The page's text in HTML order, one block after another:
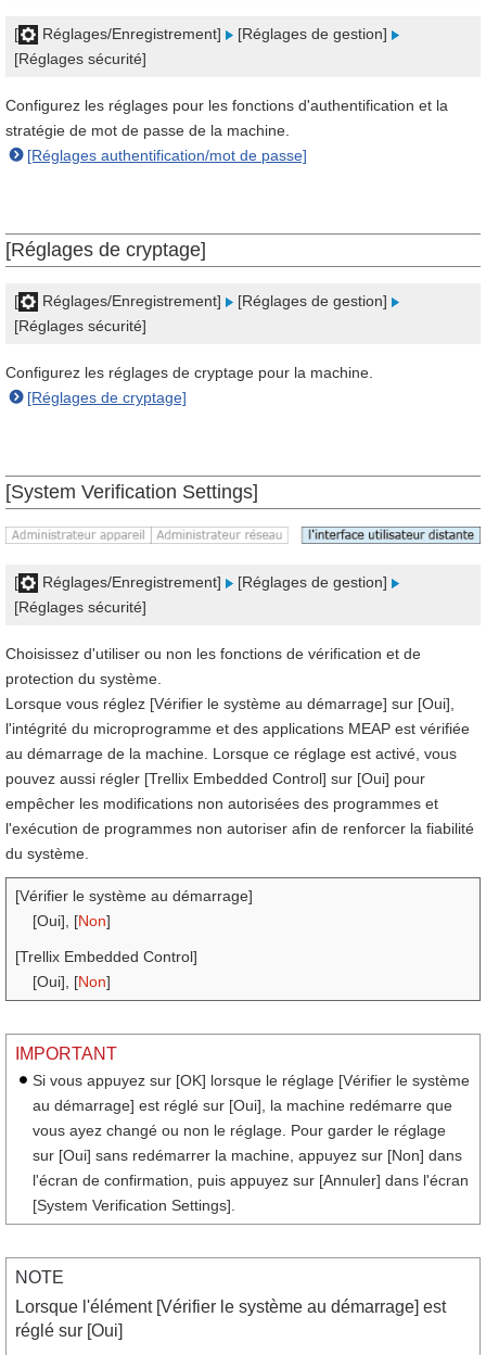
[ Réglages/Enregistrement]
[Réglages de gestion]
[Réglages sécurité]
Configurez les réglages pour les fonctions d'authentification et la
stratégie de mot de passe de la machine.
[Réglages authentification/mot de passe]
[Réglages de cryptage]
[ Réglages/Enregistrement]
[Réglages de gestion]
[Réglages sécurité]
Configurez les réglages de cryptage pour la machine.
[Réglages de cryptage]
[System Verification Settings]
[ Réglages/Enregistrement]
[Réglages de gestion]
[Réglages sécurité]
Choisissez d'utiliser ou non les fonctions de vérification et de
protection du système.
Lorsque vous réglez [Vérifier le système au démarrage] sur [Oui],
l'intégrité du microprogramme et des applications MEAP est vérifiée
au démarrage de la machine. Lorsque ce réglage est activé, vous
pouvez aussi régler [Trellix Embedded Control] sur [Oui] pour
empêcher les modifications non autorisées des programmes et
l'exécution de programmes non autoriser afin de renforcer la fiabilité
du système.
[Vérifier le système au démarrage]
[Oui], [Non]
[Trellix Embedded Control]
[Oui], [Non]
IMPORTANT
Si vous appuyez sur [OK] lorsque le réglage [Vérifier le système
au démarrage] est réglé sur [Oui], la machine redémarre que
vous ayez changé ou non le réglage. Pour garder le réglage
sur [Oui] sans redémarrer la machine, appuyez sur [Non] dans
l'écran de confirmation, puis appuyez sur [Annuler] dans l'écran
[System Verification Settings].
NOTE
Lorsque l'élément [Vérifier le système au démarrage] est
réglé sur [Oui]